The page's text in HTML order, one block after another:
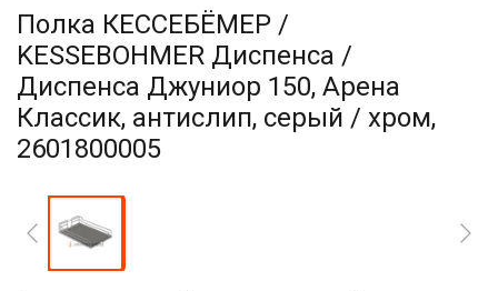
Полка КЕССЕБЁМЕР /
KESSEBOHMER Диспенса /
Диспенса Джуниор 150, Арена
Классик, антислип, серый / хром,
2601800005